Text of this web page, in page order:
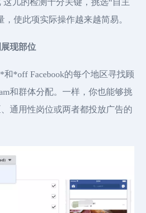
这儿的检测十分关键，挑选“自主
，使此项实际操作越来越简易。
现部位
和*off Facebook的每个地区寻找顾
和群体分配。一样，你也能够挑
通用性岗位或两者都投放广告的